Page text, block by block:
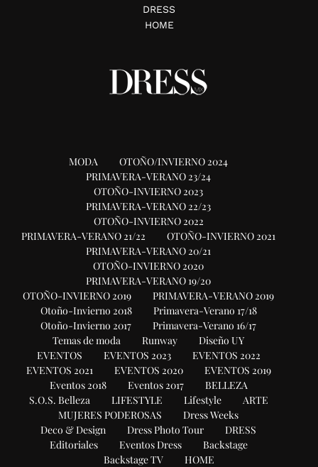
DRESS
HOME
MODA
OTOÑO/INVIERNO 2024
PRIMAVERA-VERANO 23/24
OTOÑO-INVIERNO 2023
PRIMAVERA-VERANO 22/23
OTOÑO-INVIERNO 2022
PRIMAVERA-VERANO 21/22
OTOÑO-INVIERNO 2021
PRIMAVERA-VERANO 20/21
OTOÑO-INVIERNO 2020
PRIMAVERA-VERANO 19/20
OTOÑO-INVIERNO 2019
PRIMAVERA-VERANO 2019
Otoño-Invierno 2018
Primavera-Verano 17/18
Otoño-Invierno 2017
Primavera-Verano 16/17
Temas de moda
Runway
Diseño UY
EVENTOS
EVENTOS 2023
EVENTOS 2022
EVENTOS 2021
EVENTOS 2020
EVENTOS 2019
Eventos 2018
Eventos 2017
BELLEZA
S.O.S. Belleza
LIFESTYLE Lifestyle
ARTE
MUJERES PODEROSAS
Dress Weeks
Deco & Design
Dress Photo Tour
DRESS
Editoriales
Eventos Dress
Backstage
Backstage TV
HOME